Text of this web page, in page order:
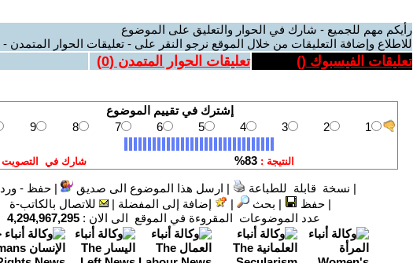
رأيكم مهم للجميع - شارك في الحوار والتعليق على الموضوع
للاطلاع وإضافة التعليقات من خلال الموقع نرجو النقر على - تعليقات الحوار المتمدن -
تعليقات الفيسبوك () تعليقات الحوار المتمدن (0
)
| نسخة قابلة للطباعة | ارسل هذا الموضوع الى صديق |حفظ - ورد
|حفظ | بحث | إضافة إلى المفضلة |
للاتصال بالكاتب-ة
عدد الموضوعات المقروءة في الموقع الى الان : 4,294,967,295